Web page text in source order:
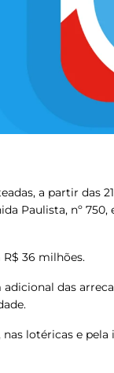
a partir das
Paulista, nº 750,
36 milhões.
das
lotéricas e pela